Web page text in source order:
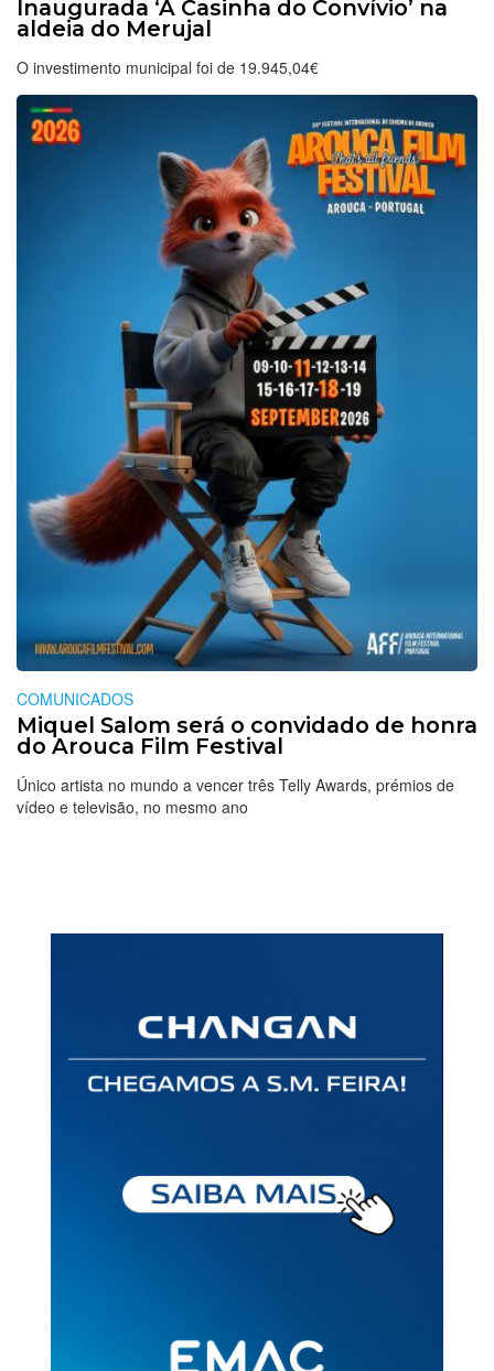
Inaugurada ‘A Casinha do Convívio’ na
aldeia do Merujal
O investimento municipal foi de 19.945,04€
COMUNICADOS
Miquel Salom será o convidado de honra
do Arouca Film Festival
Único artista no mundo a vencer três Telly Awards, prémios de
vídeo e televisão, no mesmo ano